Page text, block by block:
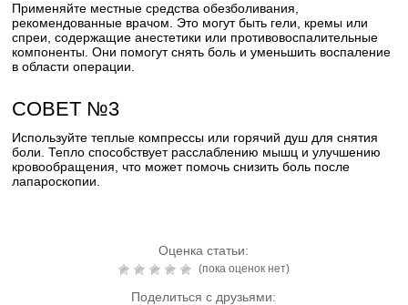
Применяйте местные средства обезболивания,
рекомендованные врачом. Это могут быть гели, кремы или
спреи, содержащие анестетики или противовоспалительные
компоненты. Они помогут снять боль и уменьшить воспаление
в области операции.
СОВЕТ №3
Используйте теплые компрессы или горячий душ для снятия
боли. Тепло способствует расслаблению мышц и улучшению
кровообращения, что может помочь снизить боль после
лапароскопии.
Оценка статьи:
(пока оценок нет)
Поделиться с друзьями: